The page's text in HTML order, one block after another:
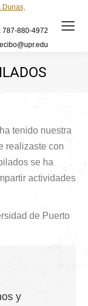
Dunas,
787-880-4972
tenido nuestra
realizaste con
se ha
actividades
de Puerto
y